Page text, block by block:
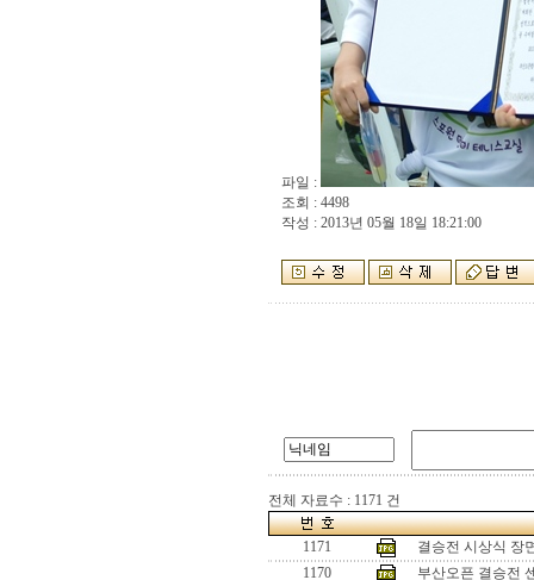
파일 :
조회 : 4498
작성 : 2013년 05월 18일 18:21:00
전체 자료수 : 1171 건
1171
결승전 시상식 장
1170
부산오픈 결승전